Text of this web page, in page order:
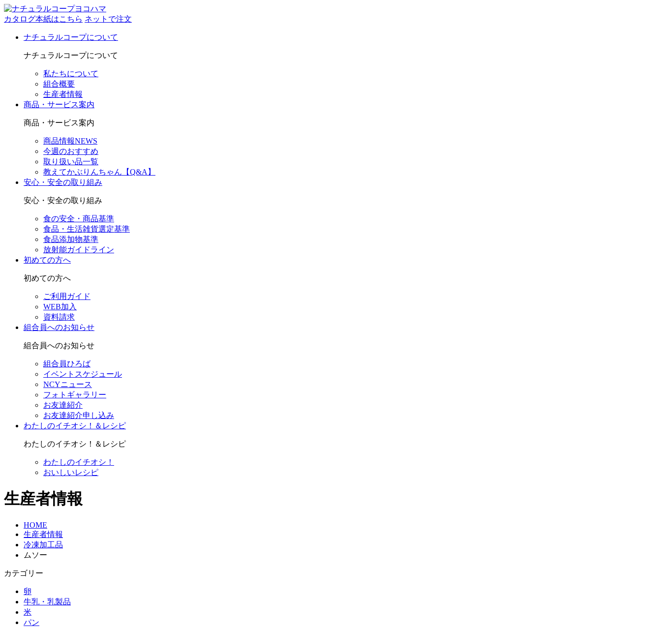
カタログ本紙はこちら ネットで注文
ナチュラルコープについて
ナチュラルコープについて
私たちについて
組合概要
生産者情報
商品・サービス案内
商品・サービス案内
商品情報NEWS
今週のおすすめ
取り扱い品一覧
教えてかぶりんちゃん【Q&A】
安心・安全の取り組み
安心・安全の取り組み
食の安全・商品基準
食品・生活雑貨選定基準
食品添加物基準
放射能ガイドライン
初めての方へ
初めての方へ
ご利用ガイド
WEB加入
資料請求
組合員へのお知らせ
組合員へのお知らせ
組合員ひろば
イベントスケジュール
NCYニュース
フォトギャラリー
お友達紹介
お友達紹介申し込み
わたしのイチオシ！＆レシピ
わたしのイチオシ！＆レシピ
わたしのイチオシ！
おいしいレシピ
生産者情報
HOME
生産者情報
冷凍加工品
ムソー
カテゴリー
卵
牛乳・乳製品
米
パン